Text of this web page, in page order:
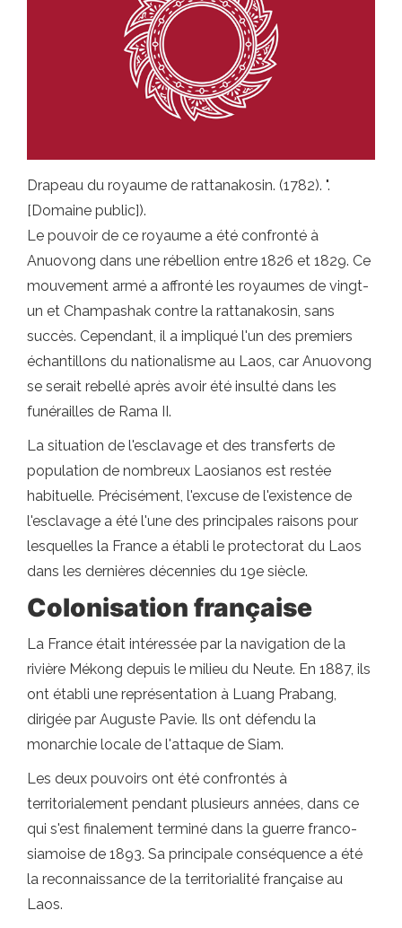
Drapeau du royaume de rattanakosin. (1782). ".
[Domaine public]).
Le pouvoir de ce royaume a été confronté à
Anuovong dans une rébellion entre 1826 et 1829. Ce
mouvement armé a affronté les royaumes de vingt-
un et Champashak contre la rattanakosin, sans
succès. Cependant, il a impliqué l'un des premiers
échantillons du nationalisme au Laos, car Anuovong
se serait rebellé après avoir été insulté dans les
funérailles de Rama II.
La situation de l'esclavage et des transferts de
population de nombreux Laosianos est restée
habituelle. Précisément, l'excuse de l'existence de
l'esclavage a été l'une des principales raisons pour
lesquelles la France a établi le protectorat du Laos
dans les dernières décennies du 19e siècle.
Colonisation française
La France était intéressée par la navigation de la
rivière Mékong depuis le milieu du Neute. En 1887, ils
ont établi une représentation à Luang Prabang,
dirigée par Auguste Pavie. Ils ont défendu la
monarchie locale de l'attaque de Siam.
Les deux pouvoirs ont été confrontés à
territorialement pendant plusieurs années, dans ce
qui s'est finalement terminé dans la guerre franco-
siamoise de 1893. Sa principale conséquence a été
la reconnaissance de la territorialité française au
Laos.